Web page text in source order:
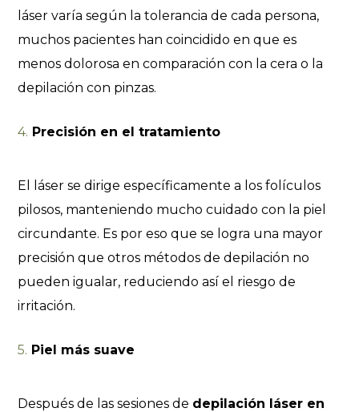
láser varía según la tolerancia de cada persona,
muchos pacientes han coincidido en que es
menos dolorosa en comparación con la cera o la
depilación con pinzas.
Precisión en el tratamiento
El láser se dirige específicamente a los folículos
pilosos, manteniendo mucho cuidado con la piel
circundante. Es por eso que se logra una mayor
precisión que otros métodos de depilación no
pueden igualar, reduciendo así el riesgo de
irritación.
Piel más suave
Después de las sesiones de depilación láser en